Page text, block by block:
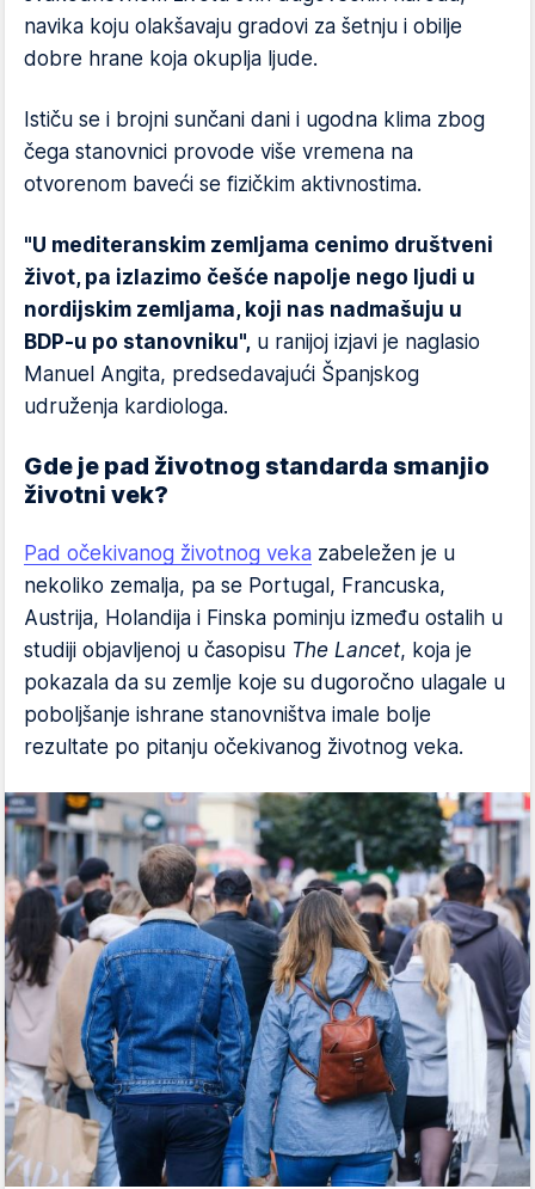
navika koju olakšavaju gradovi za šetnju i obilje
dobre hrane koja okuplja ljude.
Ističu se i brojni sunčani dani i ugodna klima zbog
čega stanovnici provode više vremena na
otvorenom baveći se fizičkim aktivnostima.
"U mediteranskim zemljama cenimo društveni
život, pa izlazimo češće napolje nego ljudi u
nordijskim zemljama, koji nas nadmašuju u
BDP-u po stanovniku", u ranijoj izjavi je naglasio
Manuel Angita, predsedavajući Španjskog
udruženja kardiologa.
Gde je pad životnog standarda smanjio
životni vek?
Pad očekivanog životnog veka zabeležen je u
nekoliko zemalja, pa se Portugal, Francuska,
Austrija, Holandija i Finska pominju između ostalih u
studiji objavljenoj u časopisu The Lancet, koja je
pokazala da su zemlje koje su dugoročno ulagale u
poboljšanje ishrane stanovništva imale bolje
rezultate po pitanju očekivanog životnog veka.